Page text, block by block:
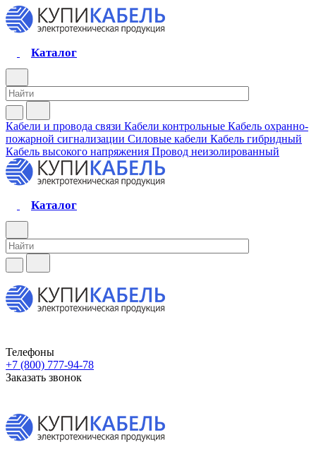
Каталог
Кабели и провода связи Кабели контрольные Кабель охранно-
пожарной сигнализации Силовые кабели Кабель гибридный
Кабель высокого напряжения Провод неизолированный
Каталог
Телефоны
+7 (800) 777-94-78
Заказать звонок